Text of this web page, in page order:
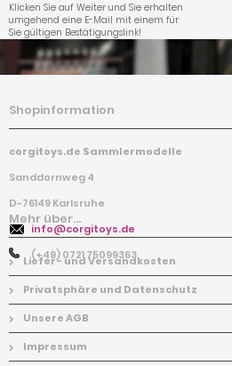
Klicken Sie auf Weiter und Sie erhalten
umgehend eine E-Mail mit einem für
Sie gültigen Bestätigungslink!
Shopinformation
corgitoys.de Sammlermodelle
Sanddornweg 4
D-76149 Karlsruhe
info@corgitoys.de
(+49) 0721 75099363
Mehr über...
Liefer- und Versandkosten
Privatsphäre und Datenschutz
Unsere AGB
Impressum